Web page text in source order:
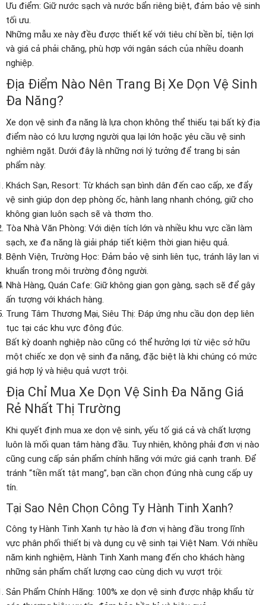
Ưu điểm: Giữ nước sạch và nước bẩn riêng biệt, đảm bảo vệ sinh
tối ưu.
Những mẫu xe này đều được thiết kế với tiêu chí bền bỉ, tiện lợi
và giá cả phải chăng, phù hợp với ngân sách của nhiều doanh
nghiệp.
Địa Điểm Nào Nên Trang Bị Xe Dọn Vệ Sinh
Đa Năng?
Xe dọn vệ sinh đa năng là lựa chọn không thể thiếu tại bất kỳ địa
điểm nào có lưu lượng người qua lại lớn hoặc yêu cầu vệ sinh
nghiêm ngặt. Dưới đây là những nơi lý tưởng để trang bị sản
phẩm này:
Khách Sạn, Resort: Từ khách sạn bình dân đến cao cấp, xe đẩy
vệ sinh giúp dọn dẹp phòng ốc, hành lang nhanh chóng, giữ cho
không gian luôn sạch sẽ và thơm tho.
Tòa Nhà Văn Phòng: Với diện tích lớn và nhiều khu vực cần làm
sạch, xe đa năng là giải pháp tiết kiệm thời gian hiệu quả.
Bệnh Viện, Trường Học: Đảm bảo vệ sinh liên tục, tránh lây lan vi
khuẩn trong môi trường đông người.
Nhà Hàng, Quán Cafe: Giữ không gian gọn gàng, sạch sẽ để gây
ấn tượng với khách hàng.
Trung Tâm Thương Mại, Siêu Thị: Đáp ứng nhu cầu dọn dẹp liên
tục tại các khu vực đông đúc.
Bất kỳ doanh nghiệp nào cũng có thể hưởng lợi từ việc sở hữu
một chiếc xe dọn vệ sinh đa năng, đặc biệt là khi chúng có mức
giá hợp lý và hiệu quả vượt trội.
Địa Chỉ Mua Xe Dọn Vệ Sinh Đa Năng Giá
Rẻ Nhất Thị Trường
Khi quyết định mua xe dọn vệ sinh, yếu tố giá cả và chất lượng
luôn là mối quan tâm hàng đầu. Tuy nhiên, không phải đơn vị nào
cũng cung cấp sản phẩm chính hãng với mức giá cạnh tranh. Để
tránh “tiền mất tật mang”, bạn cần chọn đúng nhà cung cấp uy
tín.
Tại Sao Nên Chọn Công Ty Hành Tinh Xanh?
Công ty Hành Tinh Xanh tự hào là đơn vị hàng đầu trong lĩnh
vực phân phối thiết bị và dụng cụ vệ sinh tại Việt Nam. Với nhiều
năm kinh nghiệm, Hành Tinh Xanh mang đến cho khách hàng
những sản phẩm chất lượng cao cùng dịch vụ vượt trội:
Sản Phẩm Chính Hãng: 100% xe dọn vệ sinh được nhập khẩu từ